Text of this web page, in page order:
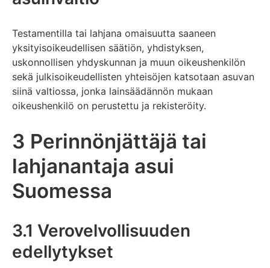
Testamentilla tai lahjana omaisuutta saaneen
yksityisoikeudellisen säätiön, yhdistyksen,
uskonnollisen yhdyskunnan ja muun oikeushenkilön
sekä julkisoikeudellisten yhteisöjen katsotaan asuvan
siinä valtiossa, jonka lainsäädännön mukaan
oikeushenkilö on perustettu ja rekisteröity.
3 Perinnönjättäjä tai
lahjanantaja asui
Suomessa
3.1 Verovelvollisuuden
edellytykset